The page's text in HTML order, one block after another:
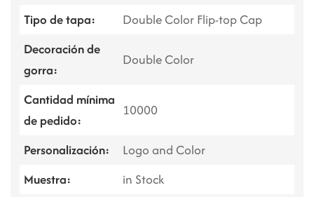
Tipo de tapa:
Double Color Flip-top Cap
Decoración de
gorra:
Double Color
Cantidad mínima
de pedido:
10000
Personalización:
Logo and Color
Muestra:
in Stock